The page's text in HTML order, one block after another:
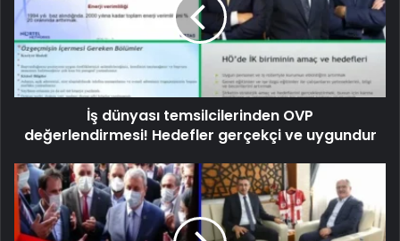
İş dünyası temsilcilerinden OVP
değerlendirmesi! Hedefler gerçekçi ve uygundur